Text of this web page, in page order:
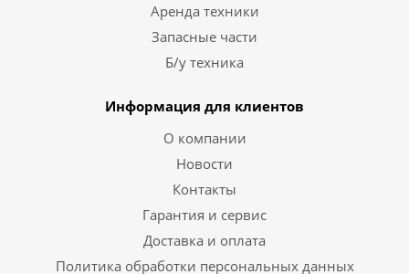
Аренда техники
Запасные части
Б/у техника
Информация для клиентов
О компании
Новости
Контакты
Гарантия и сервис
Доставка и оплата
Политика обработки персональных данных